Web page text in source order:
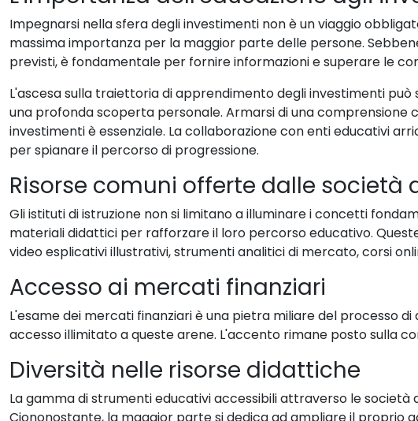
Impegnarsi nella sfera degli investimenti non è un viaggio
massima importanza per la maggior parte delle persone.
previsti, è fondamentale per fornire informazioni e superare le
L'ascesa sulla traiettoria di apprendimento degli investimenti
una profonda scoperta personale. Armarsi di una
investimenti è essenziale. La collaborazione con enti educativi
per spianare il percorso di progressione.
Risorse comuni offerte dalle società
Gli istituti di istruzione non si limitano a illuminare i concetti
materiali didattici per rafforzare il loro percorso educativo.
video esplicativi illustrativi, strumenti analitici di mercato, corsi
Accesso ai mercati finanziari
L'esame dei mercati finanziari è una pietra miliare del processo
accesso illimitato a queste arene. L'accento rimane posto sulla
Diversità nelle risorse didattiche
La gamma di strumenti educativi accessibili attraverso le